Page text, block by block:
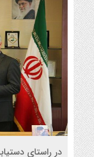
در راستای